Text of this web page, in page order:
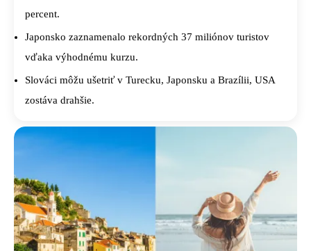
percent.
Japonsko zaznamenalo rekordných 37 miliónov turistov
vďaka výhodnému kurzu.
Slováci môžu ušetriť v Turecku, Japonsku a Brazílii, USA
zostáva drahšie.